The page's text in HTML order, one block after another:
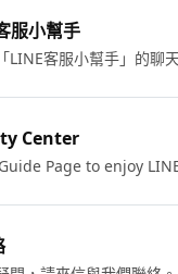
服小幫手
LINE客服小幫手」的聊
Center
Page to enjoy